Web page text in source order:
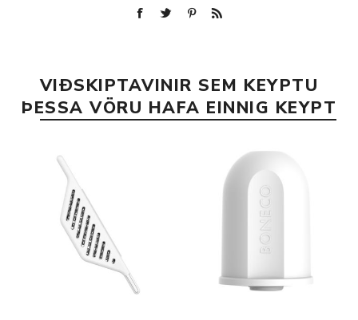
VIÐSKIPTAVINIR SEM KEYPTU
ÞESSA VÖRU HAFA EINNIG KEYPT